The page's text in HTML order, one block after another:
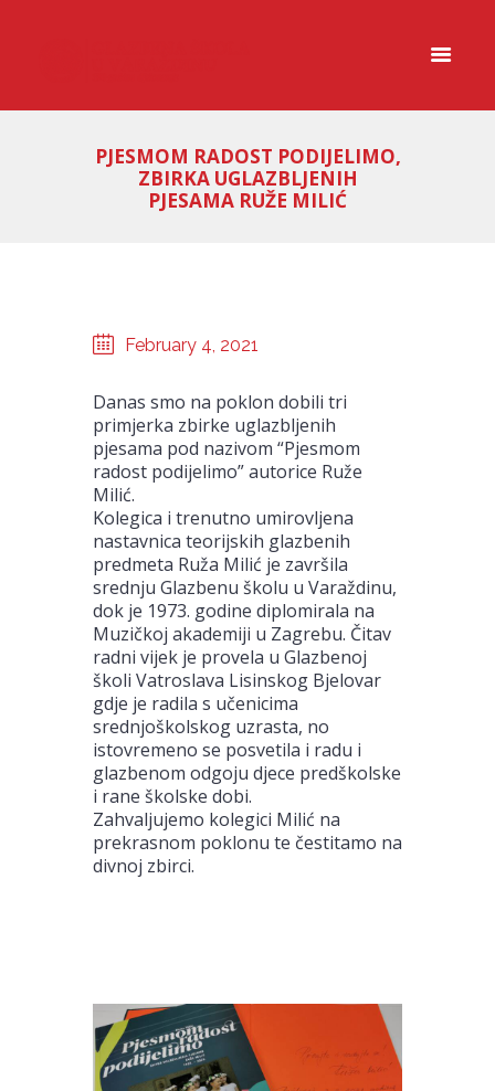
PJESMOM RADOST PODIJELIMO,
ZBIRKA UGLAZBLJENIH
PJESAMA RUŽE MILIĆ
February 4, 2021
Danas smo na poklon dobili tri
primjerka zbirke uglazbljenih
pjesama pod nazivom “Pjesmom
radost podijelimo” autorice Ruže
Milić.
Kolegica i trenutno umirovljena
nastavnica teorijskih glazbenih
predmeta Ruža Milić je završila
srednju Glazbenu školu u Varaždinu,
dok je 1973. godine diplomirala na
Muzičkoj akademiji u Zagrebu. Čitav
radni vijek je provela u Glazbenoj
školi Vatroslava Lisinskog Bjelovar
gdje je radila s učenicima
srednjoškolskog uzrasta, no
istovremeno se posvetila i radu i
glazbenom odgoju djece predškolske
i rane školske dobi.
Zahvaljujemo kolegici Milić na
prekrasnom poklonu te čestitamo na
divnoj zbirci.